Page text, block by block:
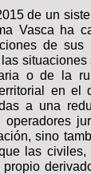
de un
Vasca ha
de
o de la
en el
a una
sino
las